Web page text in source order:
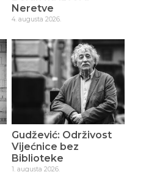
Neretve
4. augusta 2026.
Gudžević: Održivost
Vijećnice bez
Biblioteke
1. augusta 2026.